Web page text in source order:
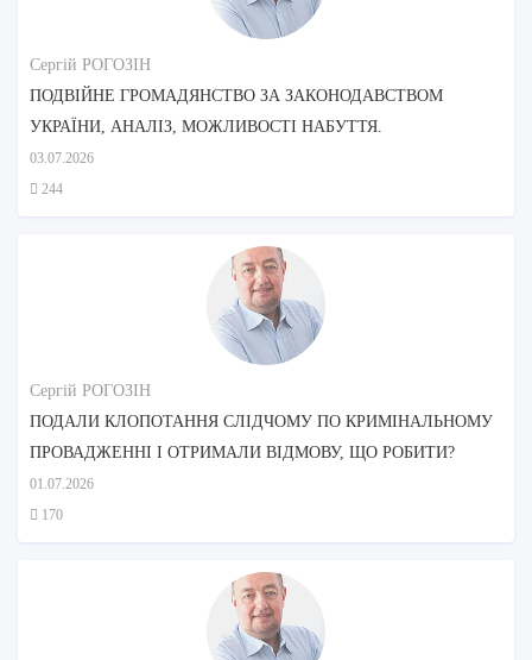
Сергій РОГОЗІН
ПОДВІЙНЕ ГРОМАДЯНСТВО ЗА ЗАКОНОДАВСТВОМ
УКРАЇНИ, АНАЛІЗ, МОЖЛИВОСТІ НАБУТТЯ.
03.07.2026
244
Сергій РОГОЗІН
ПОДАЛИ КЛОПОТАННЯ СЛІДЧОМУ ПО КРИМІНАЛЬНОМУ
ПРОВАДЖЕННІ І ОТРИМАЛИ ВІДМОВУ, ЩО РОБИТИ?
01.07.2026
170